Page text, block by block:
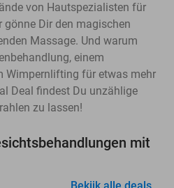
von Hautspezialisten für
gönne Dir den magischen
Massage. Und warum
einem
Wimpernlifting für etwas mehr
Deal findest Du unzählige
zu lassen!
mit